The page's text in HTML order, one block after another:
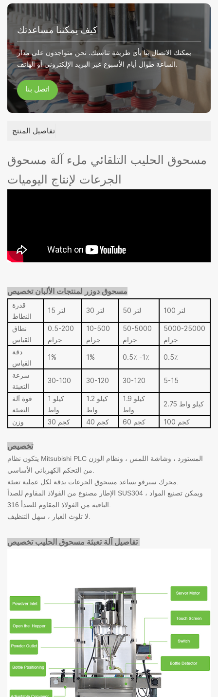
كيف يمكننا مساعدتك
يمكنك الاتصال بنا بأي طريقة تناسبك. نحن متواجدون على مدار
الساعة طوال أيام الأسبوع عبر البريد الإلكتروني أو الهاتف.
اتصل بنا
تفاصيل المنتج
مسحوق الحليب التلقائي ملء آلة مسحوق
الجرعات لإنتاج اليوميات
مسحوق دوزر لمنتجات الألبان تخصيص
قدرة
النطاط
15 لتر 30 لتر 50 لتر 100 لتر
نطاق
القياس
0.5-200
جرام
10-500
جرام
50-5000
جرام
5000-25000
جرام
دقة
القياس
1% 1% 0.5٪ -1٪ 0.5٪
سرعة
التعبئة
30-100 30-120 30-120 5-15
قوة آلة
التعبئة
1 كيلو
واط
1.2 كيلو
واط
1.9 كيلو
واط
2.75 كيلو واط
وزن 30 كجم 40 كجم 60 كجم 100 كجم
تخصيص
يتكون نظام Mitsubishi PLC المستورد ، وشاشة اللمس ، ونظام الوزن
الإطار مصنوع من الفولاذ المقاوم للصدأ SUS304 ، ويمكن تصنيع المواد
تفاصيل آلة تعبئة مسحوق الحليبتخصيص